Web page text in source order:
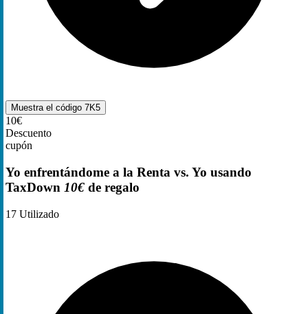
Muestra el código 7K5
10€
Descuento
cupón
Yo enfrentándome a la Renta vs. Yo usando
TaxDown 10€ de regalo
17 Utilizado